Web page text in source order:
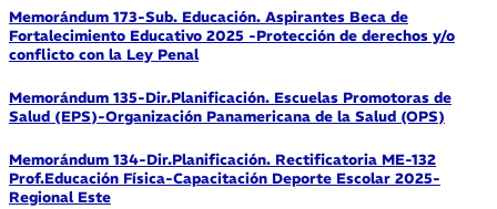
Memorándum 173-Sub. Educación. Aspirantes Beca de
Fortalecimiento Educativo 2025 -Protección de derechos y/o
conflicto con la Ley Penal
Memorándum 135-Dir.Planificación. Escuelas Promotoras de
Salud (EPS)-Organización Panamericana de la Salud (OPS)
Memorándum 134-Dir.Planificación. Rectificatoria ME-132
Prof.Educación Física-Capacitación Deporte Escolar 2025-
Regional Este